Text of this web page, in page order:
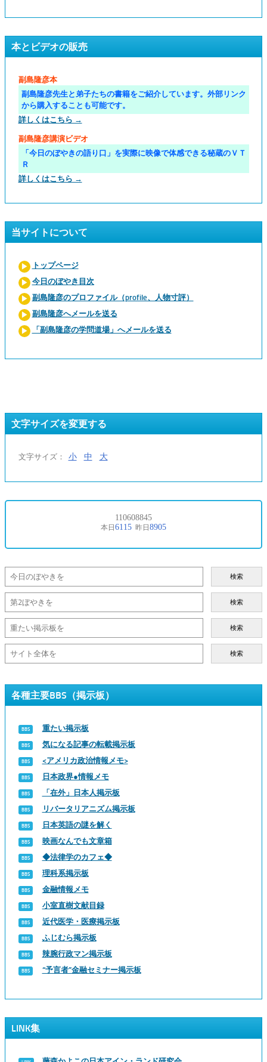
本とビデオの販売
副島隆彦本
副島隆彦先生と弟子たちの書籍をご紹介しています。外部リンク
から購入することも可能です。
詳しくはこちら →
副島隆彦講演ビデオ
「今日のぼやきの語り口」を実際に映像で体感できる秘蔵のＶＴ
Ｒ
詳しくはこちら →
当サイトについて
トップページ
今日のぼやき目次
副島隆彦のプロファイル（profile、人物寸評）
副島隆彦へメールを送る
「副島隆彦の学問道場」へメールを送る
文字サイズを変更する
文字サイズ： 小 中 大
検索
検索
検索
検索
各種主要BBS（掲示板）
重たい掲示板
気になる記事の転載掲示板
<アメリカ政治情報メモ>
日本政界●情報メモ
「在外」日本人掲示板
リバータリアニズム掲示板
日本英語の謎を解く
映画なんでも文章箱
◆法律学のカフェ◆
理科系掲示板
金融情報メモ
小室直樹文献目録
近代医学・医療掲示板
ふじむら掲示板
辣腕行政マン掲示板
“予言者”金融セミナー掲示板
LINK集